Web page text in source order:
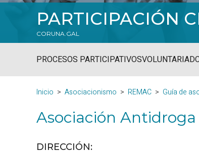
PARTICIPACIÓN
CORUNA.GAL
PROCESOS PARTICIPATIVOS
Inicio Asociacionismo REMAC Guía de
Asociación
DIRECCIÓN: